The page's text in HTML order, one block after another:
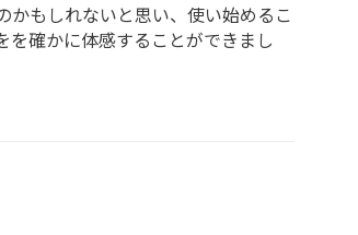
かもしれないと思い、使い始めるこ
を確かに体感することができまし